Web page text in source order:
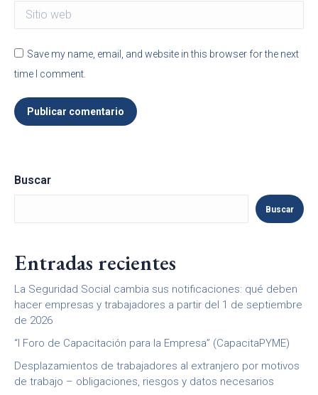
Sitio web
Save my name, email, and website in this browser for the next
time I comment.
Publicar comentario
Buscar
Buscar
Entradas recientes
La Seguridad Social cambia sus notificaciones: qué deben
hacer empresas y trabajadores a partir del 1 de septiembre
de 2026
“I Foro de Capacitación para la Empresa” (CapacitaPYME)
Desplazamientos de trabajadores al extranjero por motivos
de trabajo – obligaciones, riesgos y datos necesarios